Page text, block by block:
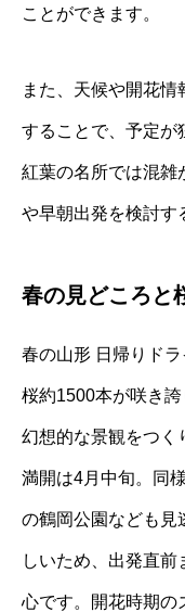
ことができます。
また、天候や開花
することで、予定が
紅葉の名所では混雑
や早朝出発を検討す
春の見どころと
春の山形 日帰りド
桜約1500本が咲き
幻想的な景観をつく
満開は4月中旬。同
の鶴岡公園なども見
しいため、出発直
心です。開花時期の